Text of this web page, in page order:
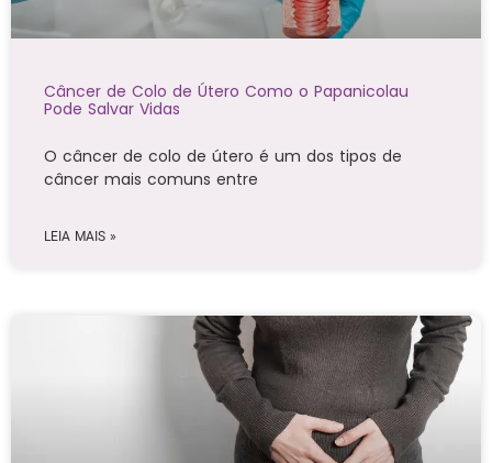
Câncer de Colo de Útero Como o Papanicolau
Pode Salvar Vidas
O câncer de colo de útero é um dos tipos de
câncer mais comuns entre
LEIA MAIS »